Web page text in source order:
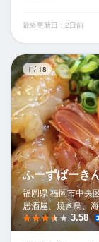
最終更新日：2日前
1 / 18
ふーずばーき
福岡県 福岡市中央
居酒屋、焼き鳥、
3.58